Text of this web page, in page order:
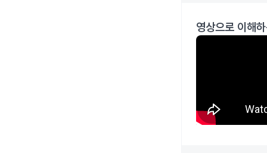
영상으로 이해